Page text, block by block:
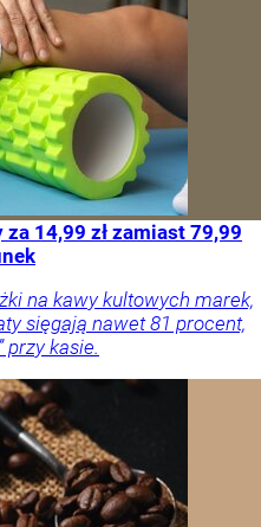
14,99 zł zamiast 79,99
na kawy kultowych marek,
sięgają nawet 81 procent,
przy kasie.